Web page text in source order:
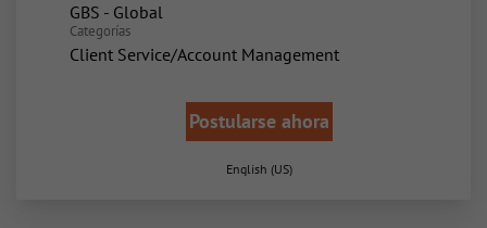
GBS - Global
Categorías
Client Service/Account Management
Postularse ahora
English (US)